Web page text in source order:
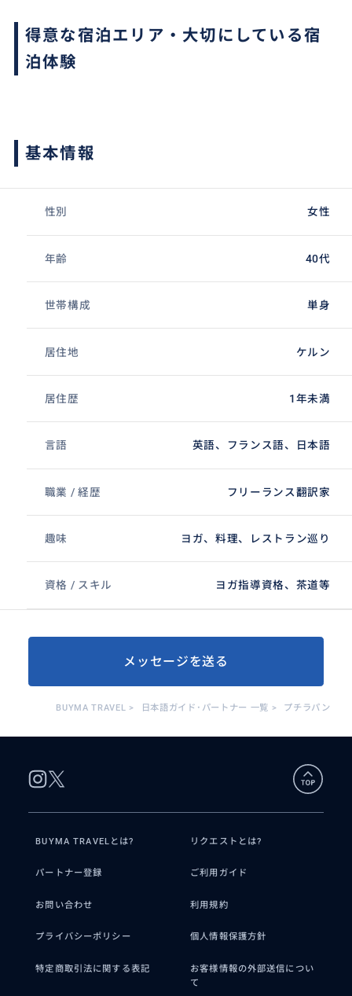
得意な宿泊エリア・大切にしている宿
泊体験
基本情報
性別 女性
年齢 40代
世帯構成 単身
居住地 ケルン
居住歴 1年未満
言語 英語、フランス語、日本語
職業 / 経歴 フリーランス翻訳家
趣味 ヨガ、料理、レストラン巡り
資格 / スキル ヨガ指導資格、茶道等
メッセージを送る
BUYMA TRAVEL > 日本語ガイド･パートナー 一覧 > プチラパン
BUYMA TRAVELとは? リクエストとは?
パートナー登録 ご利用ガイド
お問い合わせ 利用規約
プライバシーポリシー 個人情報保護方針
特定商取引法に関する表記
お客様情報の外部送信につい
て